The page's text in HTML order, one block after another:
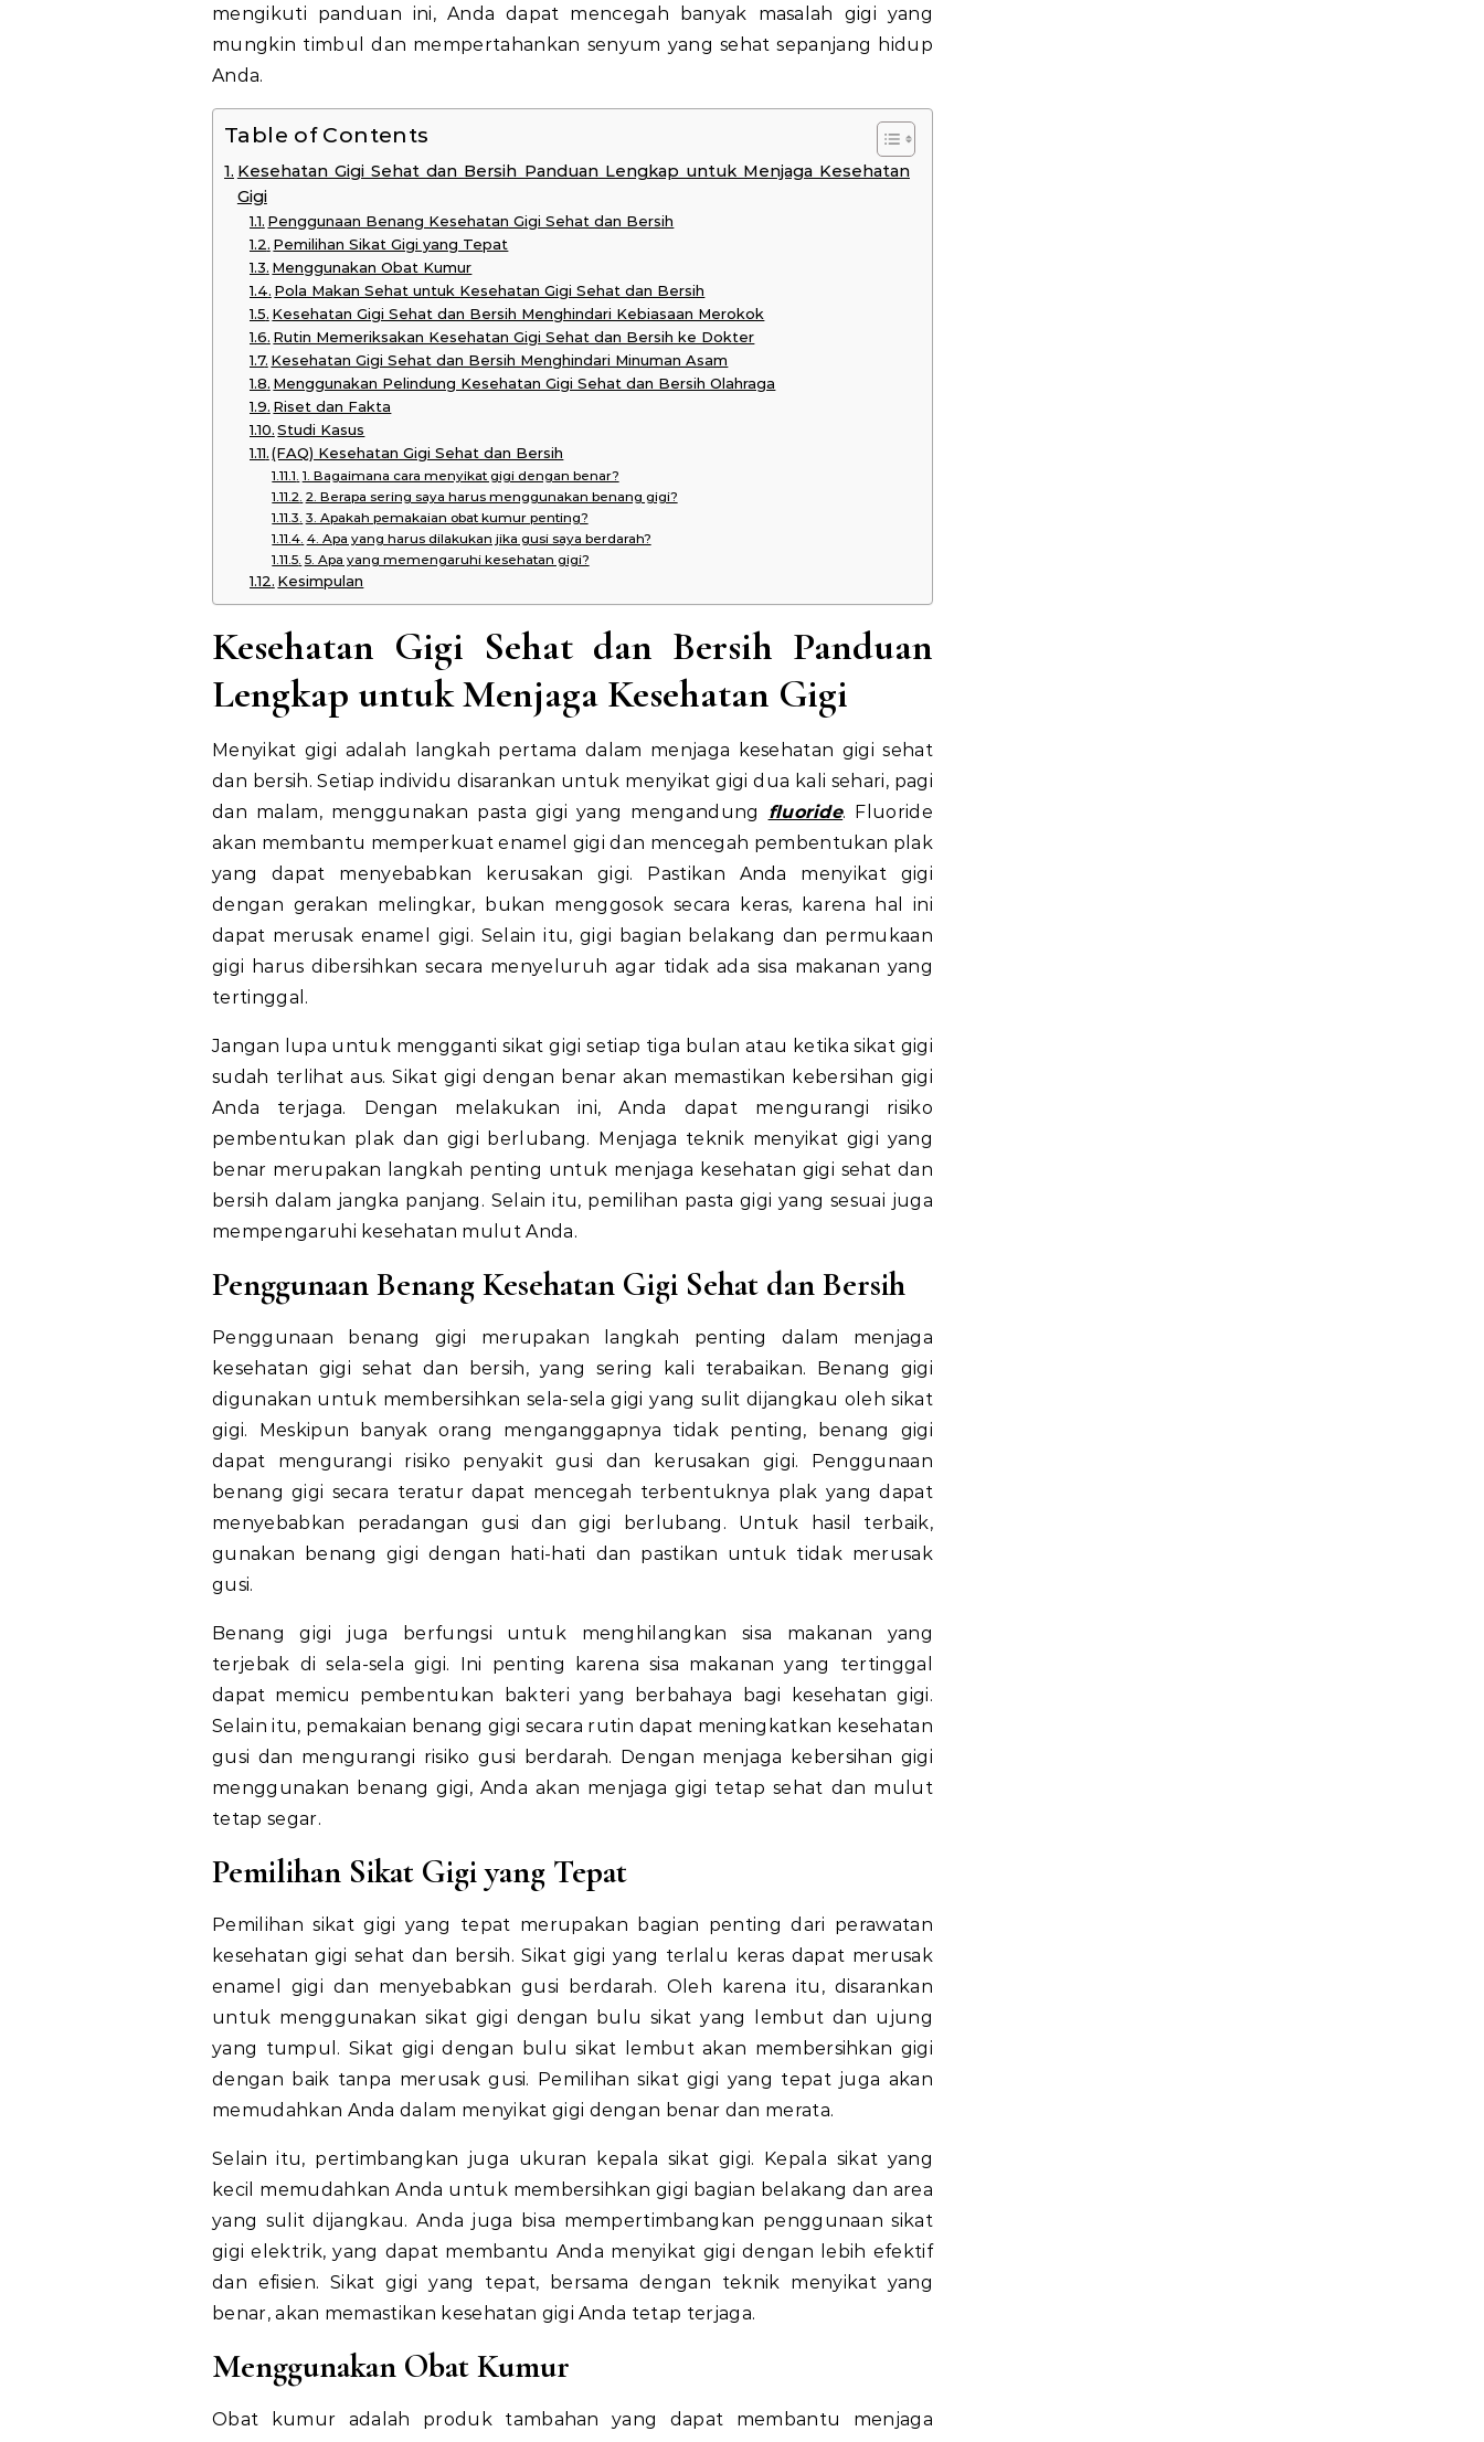
mengikuti panduan ini, Anda dapat mencegah banyak masalah gigi yang
mungkin timbul dan mempertahankan senyum yang sehat sepanjang hidup
Anda.
Table of Contents
Kesehatan Gigi Sehat dan Bersih Panduan Lengkap untuk Menjaga Kesehatan
Gigi
Penggunaan Benang Kesehatan Gigi Sehat dan Bersih
Pemilihan Sikat Gigi yang Tepat
Menggunakan Obat Kumur
Pola Makan Sehat untuk Kesehatan Gigi Sehat dan Bersih
Kesehatan Gigi Sehat dan Bersih Menghindari Kebiasaan Merokok
Rutin Memeriksakan Kesehatan Gigi Sehat dan Bersih ke Dokter
Kesehatan Gigi Sehat dan Bersih Menghindari Minuman Asam
Menggunakan Pelindung Kesehatan Gigi Sehat dan Bersih Olahraga
Riset dan Fakta
Studi Kasus
(FAQ) Kesehatan Gigi Sehat dan Bersih
1. Bagaimana cara menyikat gigi dengan benar?
2. Berapa sering saya harus menggunakan benang gigi?
3. Apakah pemakaian obat kumur penting?
4. Apa yang harus dilakukan jika gusi saya berdarah?
5. Apa yang memengaruhi kesehatan gigi?
Kesimpulan
Kesehatan Gigi Sehat dan Bersih Panduan
Lengkap untuk Menjaga Kesehatan Gigi
Menyikat gigi adalah langkah pertama dalam menjaga kesehatan gigi sehat
dan bersih. Setiap individu disarankan untuk menyikat gigi dua kali sehari, pagi
dan malam, menggunakan pasta gigi yang mengandung fluoride. Fluoride
akan membantu memperkuat enamel gigi dan mencegah pembentukan plak
yang dapat menyebabkan kerusakan gigi. Pastikan Anda menyikat gigi
dengan gerakan melingkar, bukan menggosok secara keras, karena hal ini
dapat merusak enamel gigi. Selain itu, gigi bagian belakang dan permukaan
gigi harus dibersihkan secara menyeluruh agar tidak ada sisa makanan yang
tertinggal.
Jangan lupa untuk mengganti sikat gigi setiap tiga bulan atau ketika sikat gigi
sudah terlihat aus. Sikat gigi dengan benar akan memastikan kebersihan gigi
Anda terjaga. Dengan melakukan ini, Anda dapat mengurangi risiko
pembentukan plak dan gigi berlubang. Menjaga teknik menyikat gigi yang
benar merupakan langkah penting untuk menjaga kesehatan gigi sehat dan
bersih dalam jangka panjang. Selain itu, pemilihan pasta gigi yang sesuai juga
mempengaruhi kesehatan mulut Anda.
Penggunaan Benang Kesehatan Gigi Sehat dan Bersih
Penggunaan benang gigi merupakan langkah penting dalam menjaga
kesehatan gigi sehat dan bersih, yang sering kali terabaikan. Benang gigi
digunakan untuk membersihkan sela-sela gigi yang sulit dijangkau oleh sikat
gigi. Meskipun banyak orang menganggapnya tidak penting, benang gigi
dapat mengurangi risiko penyakit gusi dan kerusakan gigi. Penggunaan
benang gigi secara teratur dapat mencegah terbentuknya plak yang dapat
menyebabkan peradangan gusi dan gigi berlubang. Untuk hasil terbaik,
gunakan benang gigi dengan hati-hati dan pastikan untuk tidak merusak
gusi.
Benang gigi juga berfungsi untuk menghilangkan sisa makanan yang
terjebak di sela-sela gigi. Ini penting karena sisa makanan yang tertinggal
dapat memicu pembentukan bakteri yang berbahaya bagi kesehatan gigi.
Selain itu, pemakaian benang gigi secara rutin dapat meningkatkan kesehatan
gusi dan mengurangi risiko gusi berdarah. Dengan menjaga kebersihan gigi
menggunakan benang gigi, Anda akan menjaga gigi tetap sehat dan mulut
tetap segar.
Pemilihan Sikat Gigi yang Tepat
Pemilihan sikat gigi yang tepat merupakan bagian penting dari perawatan
kesehatan gigi sehat dan bersih. Sikat gigi yang terlalu keras dapat merusak
enamel gigi dan menyebabkan gusi berdarah. Oleh karena itu, disarankan
untuk menggunakan sikat gigi dengan bulu sikat yang lembut dan ujung
yang tumpul. Sikat gigi dengan bulu sikat lembut akan membersihkan gigi
dengan baik tanpa merusak gusi. Pemilihan sikat gigi yang tepat juga akan
memudahkan Anda dalam menyikat gigi dengan benar dan merata.
Selain itu, pertimbangkan juga ukuran kepala sikat gigi. Kepala sikat yang
kecil memudahkan Anda untuk membersihkan gigi bagian belakang dan area
yang sulit dijangkau. Anda juga bisa mempertimbangkan penggunaan sikat
gigi elektrik, yang dapat membantu Anda menyikat gigi dengan lebih efektif
dan efisien. Sikat gigi yang tepat, bersama dengan teknik menyikat yang
benar, akan memastikan kesehatan gigi Anda tetap terjaga.
Menggunakan Obat Kumur
Obat kumur adalah produk tambahan yang dapat membantu menjaga